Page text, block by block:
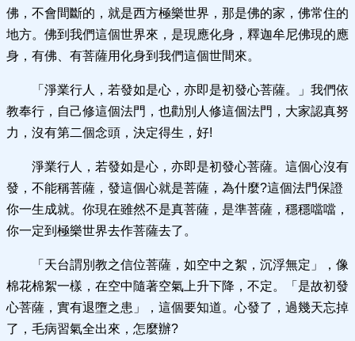
佛，不會間斷的，就是西方極樂世界，那是佛的家，佛常住的
地方。佛到我們這個世界來，是現應化身，釋迦牟尼佛現的應
身，有佛、有菩薩用化身到我們這個世間來。
「淨業行人，若發如是心，亦即是初發心菩薩。」我們依
教奉行，自己修這個法門，也勸別人修這個法門，大家認真努
力，沒有第二個念頭，決定得生，好!
淨業行人，若發如是心，亦即是初發心菩薩。這個心沒有
發，不能稱菩薩，發這個心就是菩薩，為什麼?這個法門保證
你一生成就。你現在雖然不是真菩薩，是準菩薩，穩穩噹噹，
你一定到極樂世界去作菩薩去了。
「天台謂別教之信位菩薩，如空中之絮，沉浮無定」，像
棉花棉絮一樣，在空中隨著空氣上升下降，不定。「是故初發
心菩薩，實有退墮之患」，這個要知道。心發了，過幾天忘掉
了，毛病習氣全出來，怎麼辦?